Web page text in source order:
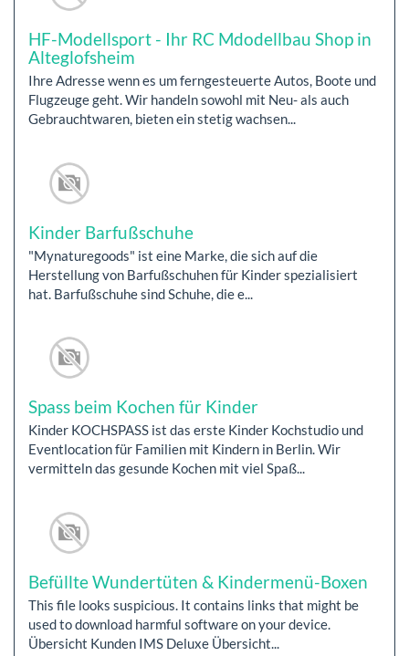
HF-Modellsport - Ihr RC Mdodellbau Shop in
Alteglofsheim
Ihre Adresse wenn es um ferngesteuerte Autos, Boote und
Flugzeuge geht. Wir handeln sowohl mit Neu- als auch
Gebrauchtwaren, bieten ein stetig wachsen...
Kinder Barfußschuhe
"Mynaturegoods" ist eine Marke, die sich auf die
Herstellung von Barfußschuhen für Kinder spezialisiert
hat. Barfußschuhe sind Schuhe, die e...
Spass beim Kochen für Kinder
Kinder KOCHSPASS ist das erste Kinder Kochstudio und
Eventlocation für Familien mit Kindern in Berlin. Wir
vermitteln das gesunde Kochen mit viel Spaß...
Befüllte Wundertüten & Kindermenü-Boxen
This file looks suspicious. It contains links that might be
used to download harmful software on your device.
Übersicht Kunden IMS Deluxe Übersicht...